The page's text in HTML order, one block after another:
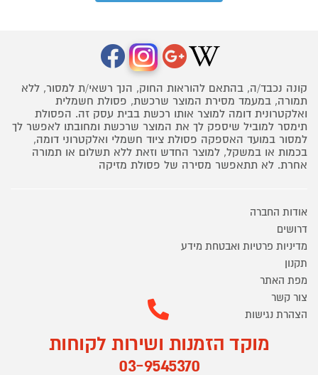
קונה נכבד/ה, בהתאם להוראות החוק, הנך רשאי/ת למסור, ללא
תמורה, במעמד מסירת המוצר שרכשת, פסולת חשמלית
ואלקטרונית דומה למוצר אותו רכשת בבית עסק זה. הפסולת
תימסר למוביל שיספק לך את המוצר שרכשת ומחובתו לאפשר לך
למסור במועד האספקה פסולת ציוד חשמלי ואלקטרוני דומה,
בכמות או במשקל, למוצר החדש וזאת ללא תשלום או תמורה
אחרת. לא תתאפשר מסירה של פסולת מזיקה
אודות החברה
דרושים
מדיניות פרטיות ואבטחת מידע
תקנון
מפת האתר
צור קשר
הצהרת נגישות
מוקד הזמנות ושירות לקוחות
03-9545370